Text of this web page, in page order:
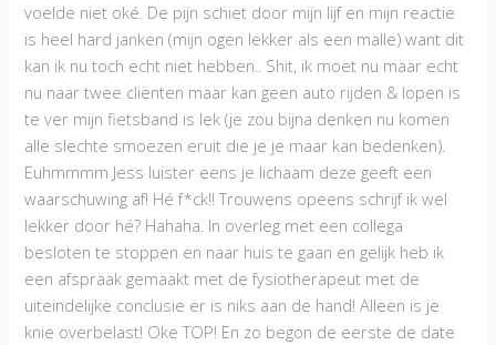
voelde niet oké. De pijn schiet door mijn lijf en mijn reactie
is heel hard janken (mijn ogen lekker als een malle) want dit
kan ik nu toch echt niet hebben.. Shit, ik moet nu maar echt
nu naar twee cliënten maar kan geen auto rijden & lopen is
te ver mijn fietsband is lek (je zou bijna denken nu komen
alle slechte smoezen eruit die je je maar kan bedenken).
Euhmmmm Jess luister eens je lichaam deze geeft een
waarschuwing af! Hé f*ck!! Trouwens opeens schrijf ik wel
lekker door hé? Hahaha. In overleg met een collega
besloten te stoppen en naar huis te gaan en gelijk heb ik
een afspraak gemaakt met de fysiotherapeut met de
uiteindelijke conclusie er is niks aan de hand! Alleen is je
knie overbelast! Oke TOP! En zo begon de eerste de date